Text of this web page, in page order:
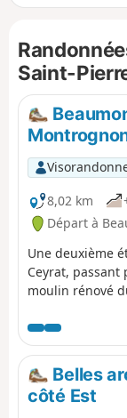
Saint-
8,02 km
Départ à
Une deuxième
Ceyrat,
moulin rénové
d'un château
Belles
côté Est